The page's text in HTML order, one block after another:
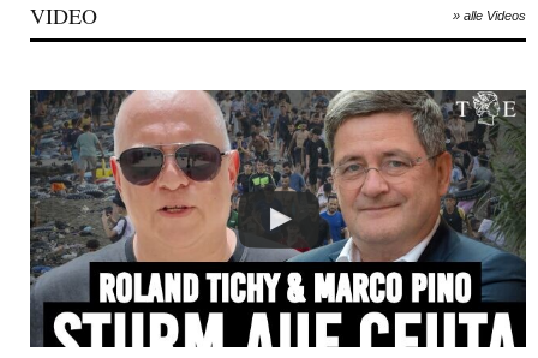
VIDEO » alle Videos